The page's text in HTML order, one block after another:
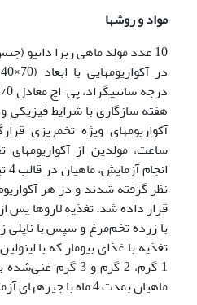
مواد و روشها
10 عدد مولد ماهی زبرا دانیو
هفته سازگاری با شرایط فیزیکی
ساعت، مولدین از
با زرده تخم‌مرغ و سپس با ناپلی
ماهیان بمدت 4 ماه با جیره­های آزمایشی تغذیه شدند.